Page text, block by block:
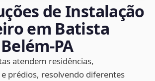
de Instalação
em Batista
atendem residências,
prédios, resolvendo diferentes